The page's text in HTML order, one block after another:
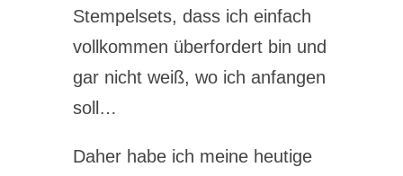
Stempelsets, dass ich einfach
vollkommen überfordert bin und
gar nicht weiß, wo ich anfangen
soll…
Daher habe ich meine heutige